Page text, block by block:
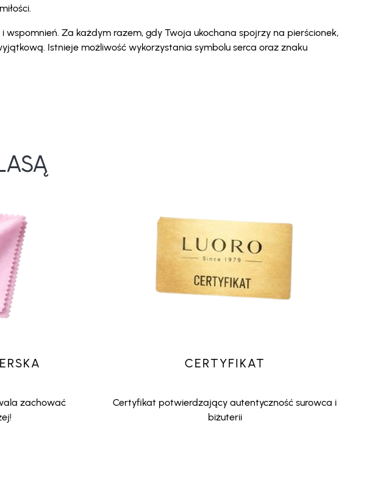
Za każdym razem, gdy Twoja ukochana spojrzy na pierścionek,
Istnieje możliwość wykorzystania symbolu serca oraz znaku
zachować
CERTYFIKAT
Certyfikat potwierdzający autentyczność surowca i
biżuterii